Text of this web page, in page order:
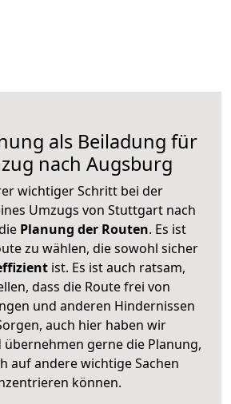
als Beiladung für
nach Augsburg
wichtiger Schritt bei der
Umzugs von Stuttgart nach
Planung der Routen. Es ist
zu wählen, die sowohl sicher
ist. Es ist auch ratsam,
dass die Route frei von
und anderen Hindernissen
auch hier haben wir
übernehmen gerne die Planung,
auf andere wichtige Sachen
können.